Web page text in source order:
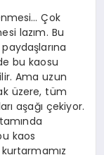
Çok
lazım. Bu
bu kaosu
Ama uzun
üzere, tüm
aşağı çekiyor.
kaos